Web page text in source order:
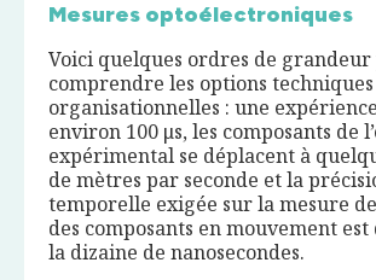
Mesures optoélectroniques
Voici quelques ordres de
comprendre les options
organisationnelles : une
environ 100 μs, les composants de
expérimental se déplacent à
de mètres par seconde et la
temporelle exigée sur la mesure
des composants en mouvement est
la dizaine de nanosecondes.